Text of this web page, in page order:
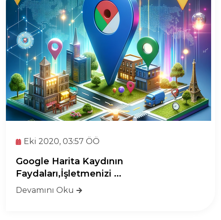
Eki 2020, 03:57 ÖÖ
Google Harita Kaydının
Faydaları,İşletmenizi ...
Devamını Oku